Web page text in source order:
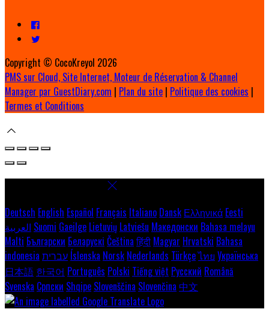
Copyright © CocoKreyol 2026
PMS sur Cloud, Site Internet, Moteur de Réservation & Channel
Manager par GuestDiary.com | Plan du site | Politique des cookies |
Termes et Conditions
Deutsch English Español Français Italiano Dansk Ελληνικά Eesti
العربية Suomi Gaeilge Lietuvių Latviešu Македонски Bahasa melayu
Malti Български Беларускі Čeština हिंदी Magyar Hrvatski Bahasa
indonesia עברית Íslenska Norsk Nederlands Türkçeไทย Українська
日本語 한국어 Português Polski Tiếng việt Русский Română
Svenska Српски Shqipe Slovenščina Slovenčina 中文